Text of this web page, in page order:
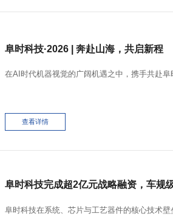
阜时科技·2026 | 奔赴山海，共启新程
在AI时代机器视觉的广阔机遇之中，携手共赴阜
查看详情
阜时科技完成超2亿元战略融资，车规
阜时科技在系统、芯片与工艺器件的核心技术